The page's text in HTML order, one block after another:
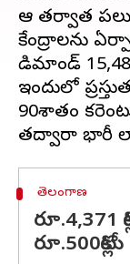
ఆ తర్వాత
కేంద్రాలను
డిమాండ్
ఇందులో
90శాతం
తెలంగాణ
రూ.4,371
రూ.500కోట్లు